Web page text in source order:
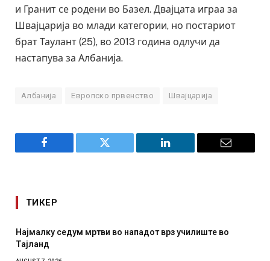
и Гранит се родени во Базел. Двајцата играа за
Швајцарија во млади категории, но постариот
брат Таулант (25), во 2013 година одлучи да
настапува за Албанија.
Албанија Европско првенство Швајцарија
Facebook Twitter LinkedIn Email
ТИКЕР
врз училиште во
СОЗИС: Украинците повеќе